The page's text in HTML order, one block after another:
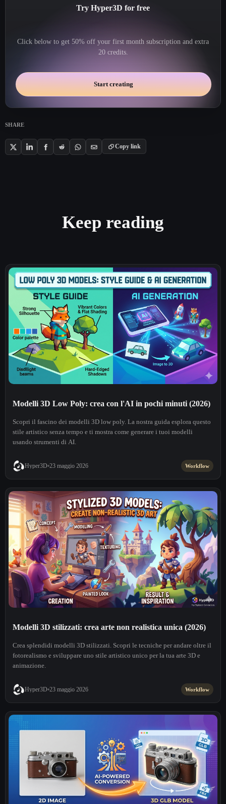
Try Hyper3D for free
Click below to get 50% off your first month subscription and extra
20 credits.
Start creating
SHARE
Copy link
Keep reading
Modelli 3D Low Poly: crea con l'AI in pochi minuti (2026)
Scopri il fascino dei modelli 3D low poly. La nostra guida esplora questo
stile artistico senza tempo e ti mostra come generare i tuoi modelli
usando strumenti di AI.
Hyper3D 23 maggio 2026 Workflow
Modelli 3D stilizzati: crea arte non realistica unica (2026)
Crea splendidi modelli 3D stilizzati. Scopri le tecniche per andare oltre il
fotorealismo e sviluppare uno stile artistico unico per la tua arte 3D e
animazione.
Hyper3D 23 maggio 2026 Workflow